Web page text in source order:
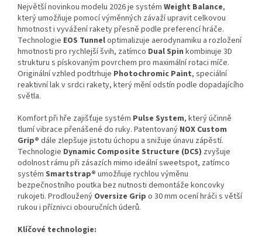
Největší novinkou modelu 2026 je systém Weight Balance,
který umožňuje pomocí výměnných závaží upravit celkovou
hmotnost i vyvážení rakety přesně podle preferencí hráče.
Technologie EOS Tunneloptimalizuje aerodynamiku a rozložení
hmotnosti pro rychlejší švih, zatímco Dual Spin kombinuje 3D
strukturu s pískovaným povrchem pro maximální rotaci míče.
Originální vzhled podtrhuje Photochromic Paint, speciální
reaktivní lak v srdci rakety, který mění odstín podle dopadajícího
světla.
Komfort při hře zajišťuje systém Pulse System, který účinně
tlumí vibrace přenášené do ruky. Patentovaný NOX Custom
Grip® dále zlepšuje jistotu úchopu a snižuje únavu zápěstí.
Technologie Dynamic Composite Structure (DCS) zvyšuje
odolnost rámu při zásazích mimo ideální sweetspot, zatímco
systém Smartstrap® umožňuje rychlou výměnu
bezpečnostního poutka bez nutnosti demontáže koncovky
rukojeti. Prodloužený Oversize Grip o 30 mm ocení hráči s větší
rukou i příznivci obouručních úderů.
Klíčové technologie: